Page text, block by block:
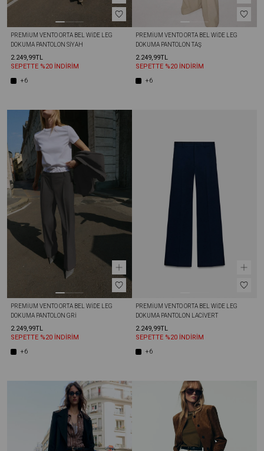
PREMIUM VENTO ORTA BEL WIDE LEG
DOKUMA PANTOLON SIYAH
2.249,99TL
SEPETTE %20 İNDİRİM
+6
PREMIUM VENTO ORTA BEL WIDE LEG
DOKUMA PANTOLON TAŞ
2.249,99TL
SEPETTE %20 İNDİRİM
+6
PREMIUM VENTO ORTA BEL WIDE LEG
DOKUMA PANTOLON GRI
2.249,99TL
SEPETTE %20 İNDİRİM
+6
PREMIUM VENTO ORTA BEL WIDE LEG
DOKUMA PANTOLON LACIVERT
2.249,99TL
SEPETTE %20 İNDİRİM
+6